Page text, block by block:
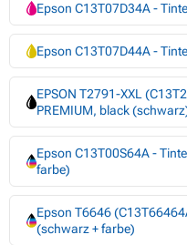
Epson C13T07D34A -
Epson C13T07D44A -
EPSON T2791-XXL
PREMIUM, black
Epson C13T00S64A -
farbe)
Epson T6646
(schwarz + farbe)